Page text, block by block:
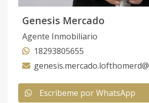
Genesis Mercado
Agente Inmobiliario
18293805655
Escribeme por WhatsApp